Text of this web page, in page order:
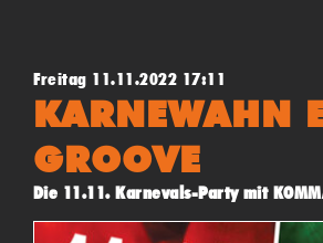
Freitag 11.11.2022 17:11
KARNEWAHN
GROOVE
Die 11.11. Karnevals-Party mit